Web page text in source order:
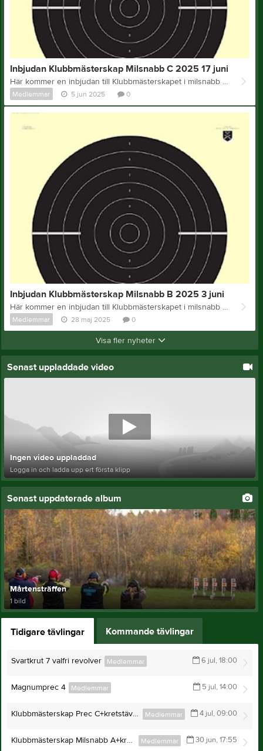
Inbjudan Klubbmästerskap Milsnabb C 2025 17 juni
Här kommer en inbjudan till Klubbmästerskapet i milsnabb C I samband med detta genomförs en kretstävling i milsnabb OBS! Endats 20 platser. Först till kvarn gäller Inbjudan hittar du HÄR Välkommen!
Medlemmar 5 jun 2025 0
Inbjudan Klubbmästerskap Milsnabb B 2025 3 juni
Här kommer en inbjudan till Klubbmästerskapet i milsnabb B I samband med detta genomförs en kretstävling i milsnabb OBS! Endats 20 platser. Först till kvarn gäller Inbjudan hittar du HÄR Välkommen!
Medlemmar 28 maj 2025 0
Visa fler nyheter
Senast uppladdade video
Ingen video uppladdad
Logga in och ladda upp ert första klipp
Senast uppdaterade album
Mårtensträffen
1 bild
Tidigare tävlingar Kommande tävlingar
6 jul, 18:00
Medlemmar
Svartkrut 7 valfri revolver
5 jul, 14:00
Medlemmar
Magnumprec 4
4 jul, 09:00
Medlemmar
Klubbmästerskap Prec C+kretstävling
30 jun, 17:55
Medlemmar
Klubbmästerskap Milsnabb A+kretstävling